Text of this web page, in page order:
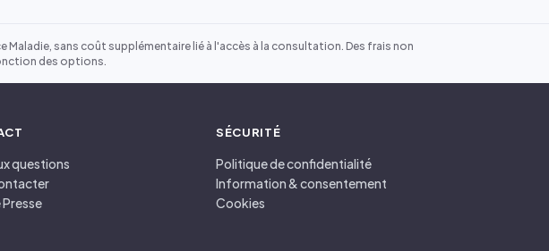
sans coût supplémentaire lié à l'accès à la consultation. Des frais non
des options.
questions
SÉCURITÉ
Politique de confidentialité
Information & consentement
Cookies